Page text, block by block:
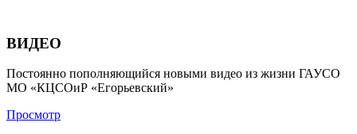
ВИДЕО
Постоянно пополняющийся новыми видео из жизни ГАУСО
МО «КЦСОиР «Егорьевский»
Просмотр